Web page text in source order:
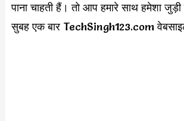
पाना चाहती हैं। तो आप हमारे साथ हमेशा
सुबह एक बार TechSingh123.com